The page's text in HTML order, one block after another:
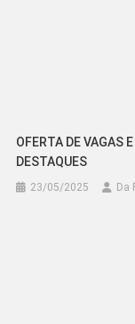
OFERTA DE VAGAS
DESTAQUES
23/05/2025 Da